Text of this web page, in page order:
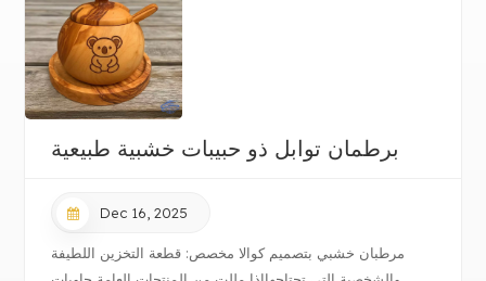
برطمان توابل ذو حبيبات خشبية طبيعية
Dec 16, 2025
مرطبان خشبي بتصميم كوالا مخصص: قطعة التخزين اللطيفة